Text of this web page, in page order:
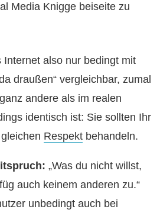
Media Knigge beiseite zu
Internet also nur bedingt mit
draußen“ vergleichbar, zumal
andere als im realen
identisch ist: Sie sollten Ihr
Respekt behandeln.
„Was du nicht willst,
auch keinem anderen zu.“
unbedingt auch bei